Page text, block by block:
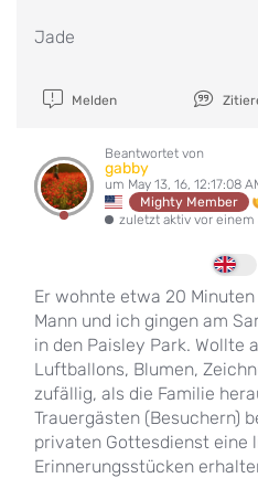
Jade
Melden
Beantwortet von
gabby
um May 13, 16, 12:17:08
Mighty Member
zuletzt aktiv vor einem
Er wohnte etwa 20
Mann und ich gingen am
in den Paisley Park. Wollte
Luftballons, Blumen,
zufällig, als die Familie
Trauergästen (Besuchern)
privaten Gottesdienst eine
Erinnerungsstücken